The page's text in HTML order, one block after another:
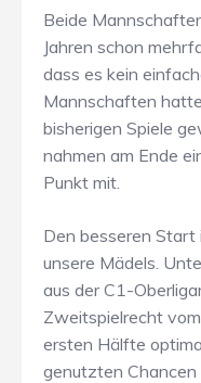
Beide
Jahren schon
dass es kein
Mannschaften
bisherigen Spiele
nahmen am Ende
Punkt mit.
Den besseren Start
unsere Mädels.
aus der C1-
Zweitspielrecht
ersten Hälfte
genutzten